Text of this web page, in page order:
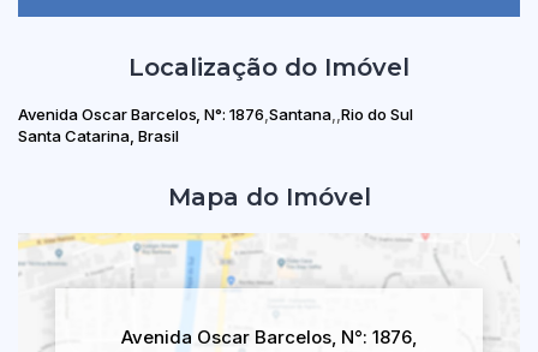
Localização do Imóvel
Avenida Oscar Barcelos N°: 1876 Santana Rio do Sul
Santa Catarina, Brasil
Mapa do Imóvel
Avenida Oscar Barcelos, N°: 1876,